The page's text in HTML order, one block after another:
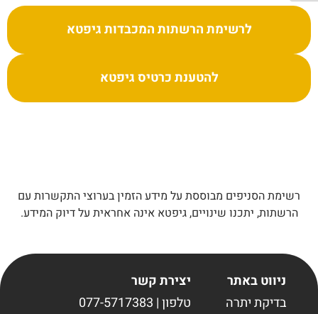
לרשימת הרשתות המכבדות גיפטא
להטענת כרטיס גיפטא
רשימת הסניפים מבוססת על מידע הזמין בערוצי התקשרות עם
הרשתות, יתכנו שינויים, גיפטא אינה אחראית על דיוק המידע.
ניווט באתר
בדיקת יתרה
יצירת קשר
טלפון | 077-5717383